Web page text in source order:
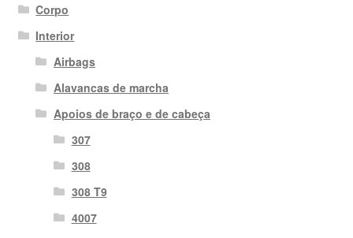
Corpo
Interior
Airbags
Alavancas de marcha
Apoios de braço e de cabeça
307
308
308 T9
4007